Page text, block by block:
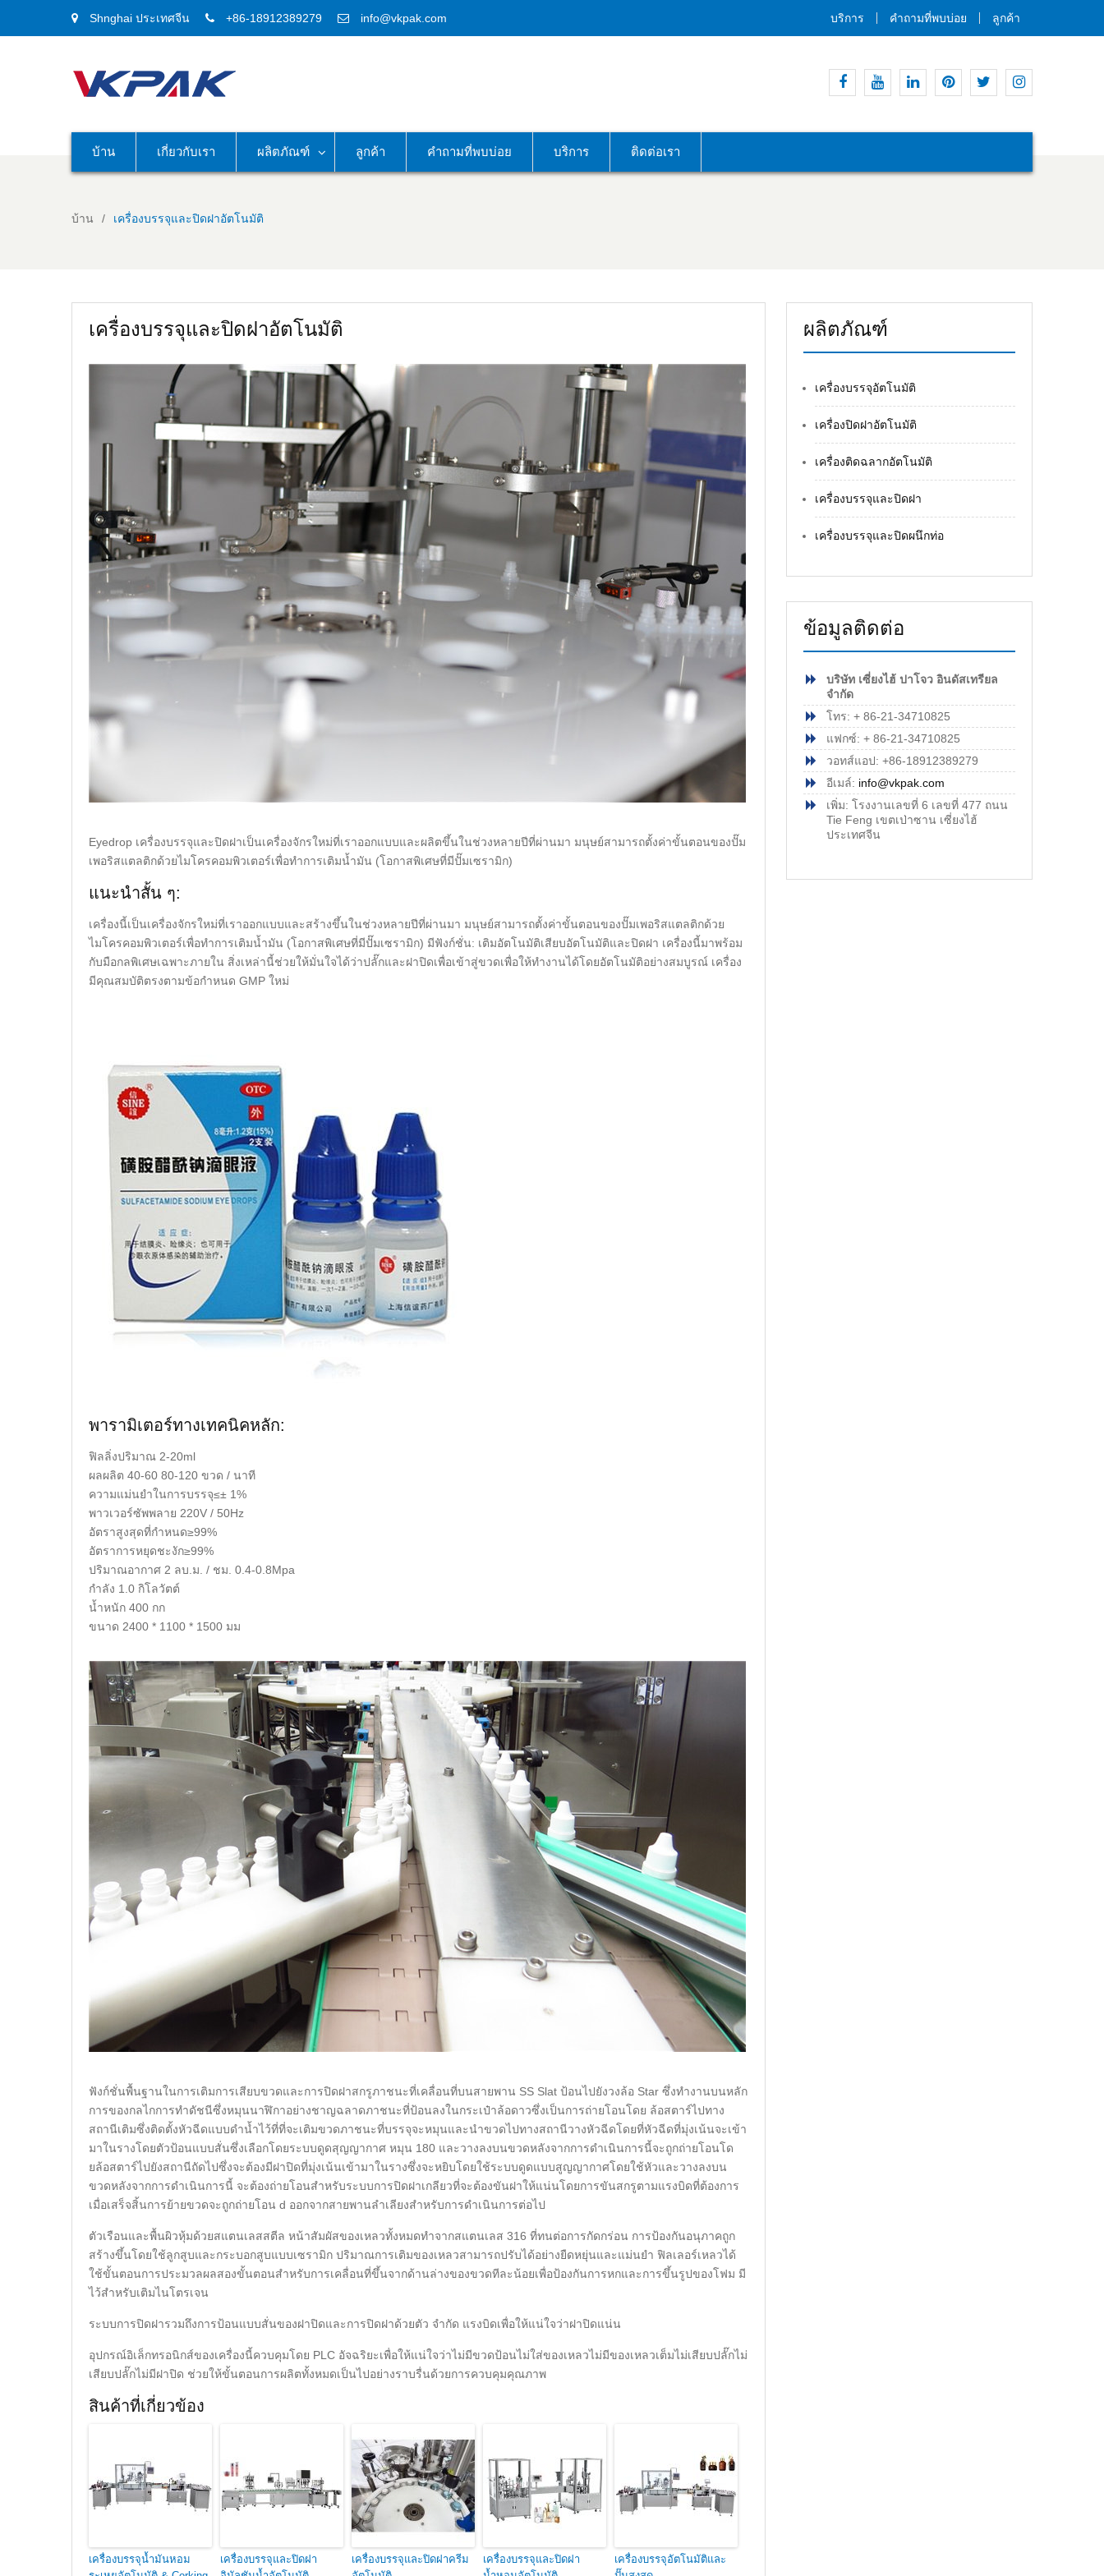
Shnghai ประเทศจีน +86-18912389279 info@vkpak.com บริการ คำถามที่พบบ่อย ลูกค้า
บ้าน เกี่ยวกับเรา ผลิตภัณฑ์ ลูกค้า คำถามที่พบบ่อย บริการ ติดต่อเรา
บ้าน เครื่องบรรจุและปิดฝาอัตโนมัติ
เครื่องบรรจุและปิดฝาอัตโนมัติ
Eyedrop เครื่องบรรจุและปิดฝาเป็นเครื่องจักรใหม่ที่เราออกแบบและผลิตขึ้นในช่วงหลายปีที่ผ่านมา มนุษย์สามารถตั้งค่าขั้นตอนของปั๊ม
เพอริสแตลติกด้วยไมโครคอมพิวเตอร์เพื่อทำการเติมน้ำมัน (โอกาสพิเศษที่มีปั๊มเซรามิก)
แนะนำสั้น ๆ:
เครื่องนี้เป็นเครื่องจักรใหม่ที่เราออกแบบและสร้างขึ้นในช่วงหลายปีที่ผ่านมา มนุษย์สามารถตั้งค่าขั้นตอนของปั๊มเพอริสแตลติกด้วย
ไมโครคอมพิวเตอร์เพื่อทำการเติมน้ำมัน (โอกาสพิเศษที่มีปั๊มเซรามิก) มีฟังก์ชั่น: เติมอัตโนมัติเสียบอัตโนมัติและปิดฝา เครื่องนี้มาพร้อม
กับมือกลพิเศษเฉพาะภายใน สิ่งเหล่านี้ช่วยให้มั่นใจได้ว่าปลั๊กและฝาปิดเพื่อเข้าสู่ขวดเพื่อให้ทำงานได้โดยอัตโนมัติอย่างสมบูรณ์ เครื่อง
มีคุณสมบัติตรงตามข้อกำหนด GMP ใหม่
พารามิเตอร์ทางเทคนิคหลัก:
ฟิลลิ่งปริมาณ 2-20ml
ผลผลิต 40-60 80-120 ขวด / นาที
ความแม่นยำในการบรรจุ≤± 1%
พาวเวอร์ซัพพลาย 220V / 50Hz
อัตราสูงสุดที่กำหนด≥99%
อัตราการหยุดชะงัก≥99%
ปริมาณอากาศ 2 ลบ.ม. / ชม. 0.4-0.8Mpa
กำลัง 1.0 กิโลวัตต์
น้ำหนัก 400 กก
ขนาด 2400 * 1100 * 1500 มม
ฟังก์ชั่นพื้นฐานในการเติมการเสียบขวดและการปิดฝาสกรูภาชนะที่เคลื่อนที่บนสายพาน SS Slat ป้อนไปยังวงล้อ Star ซึ่งทำงานบนหลัก
การของกลไกการทำดัชนีซึ่งหมุนนาฬิกาอย่างชาญฉลาดภาชนะที่ป้อนลงในกระเป๋าล้อดาวซึ่งเป็นการถ่ายโอนโดย ล้อสตาร์ไปทาง
สถานีเติมซึ่งติดตั้งหัวฉีดแบบดำน้ำไว้ที่ที่จะเติมขวดภาชนะที่บรรจุจะหมุนและนำขวดไปทางสถานีวางหัวฉีดโดยที่หัวฉีดที่มุ่งเน้นจะเข้า
มาในรางโดยตัวป้อนแบบสั่นซึ่งเลือกโดยระบบดูดสุญญากาศ หมุน 180 และวางลงบนขวดหลังจากการดำเนินการนี้จะถูกถ่ายโอนโด
ยล้อสตาร์ไปยังสถานีถัดไปซึ่งจะต้องมีฝาปิดที่มุ่งเน้นเข้ามาในรางซึ่งจะหยิบโดยใช้ระบบดูดแบบสูญญากาศโดยใช้หัวและวางลงบน
ขวดหลังจากการดำเนินการนี้ จะต้องถ่ายโอนสำหรับระบบการปิดฝาเกลียวที่จะต้องขันฝาให้แน่นโดยการขันสกรูตามแรงบิดที่ต้องการ
เมื่อเสร็จสิ้นการย้ายขวดจะถูกถ่ายโอน d ออกจากสายพานลำเลียงสำหรับการดำเนินการต่อไป
ตัวเรือนและพื้นผิวหุ้มด้วยสแตนเลสสตีล หน้าสัมผัสของเหลวทั้งหมดทำจากสแตนเลส 316 ที่ทนต่อการกัดกร่อน การป้องกันอนุภาคถูก
สร้างขึ้นโดยใช้ลูกสูบและกระบอกสูบแบบเซรามิก ปริมาณการเติมของเหลวสามารถปรับได้อย่างยืดหยุ่นและแม่นยำ ฟิลเลอร์เหลวได้
ใช้ขั้นตอนการประมวลผลสองขั้นตอนสำหรับการเคลื่อนที่ขึ้นจากด้านล่างของขวดทีละน้อยเพื่อป้องกันการหกและการขึ้นรูปของโฟม มี
ไว้สำหรับเติมไนโตรเจน
ระบบการปิดฝารวมถึงการป้อนแบบสั่นของฝาปิดและการปิดฝาด้วยตัว จำกัด แรงบิดเพื่อให้แน่ใจว่าฝาปิดแน่น
อุปกรณ์อิเล็กทรอนิกส์ของเครื่องนี้ควบคุมโดย PLC อัจฉริยะเพื่อให้แน่ใจว่าไม่มีขวดป้อนไม่ใส่ของเหลวไม่มีของเหลวเต็มไม่เสียบปลั๊กไม่
เสียบปลั๊กไม่มีฝาปิด ช่วยให้ขั้นตอนการผลิตทั้งหมดเป็นไปอย่างราบรื่นด้วยการควบคุมคุณภาพ
สินค้าที่เกี่ยวข้อง
เครื่องบรรจุน้ำมันหอม
เครื่องบรรจุและปิดฝา
เครื่องบรรจุและปิดฝาครีม
เครื่องบรรจุและปิดฝา
เครื่องบรรจุอัตโนมัติและ
ผลิตภัณฑ์
เครื่องบรรจุอัตโนมัติ
เครื่องปิดฝาอัตโนมัติ
เครื่องติดฉลากอัตโนมัติ
เครื่องบรรจุและปิดฝา
เครื่องบรรจุและปิดผนึกท่อ
ข้อมูลติดต่อ
บริษัท เซี่ยงไฮ้ ปาโจว อินดัสเทรียล
จำกัด
โทร: + 86-21-34710825
แฟกซ์: + 86-21-34710825
วอทส์แอป: +86-18912389279
อีเมล์: info@vkpak.com
เพิ่ม: โรงงานเลขที่ 6 เลขที่ 477 ถนน
Tie Feng เขตเป่าซาน เซี่ยงไฮ้
ประเทศจีน